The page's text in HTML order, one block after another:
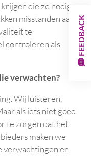
die ze nodig
misstanden aan
te
controleren als
verwachten?
Wij luisteren,
als iets niet goed
te zorgen dat het
maken we
verwachtingen en
FEEDBACK